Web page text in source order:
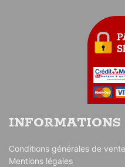
INFORMATIONS
Conditions générales de vente
Mentions légales